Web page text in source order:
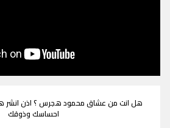
هل انت من عشاق محمود هجرس ؟ اذن انشر
احساسك وذوقك